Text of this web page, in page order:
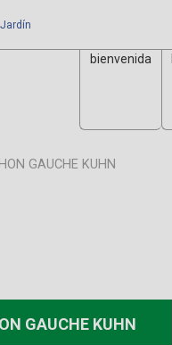
bienvenida
GAUCHE KUHN
GAUCHE KUHN